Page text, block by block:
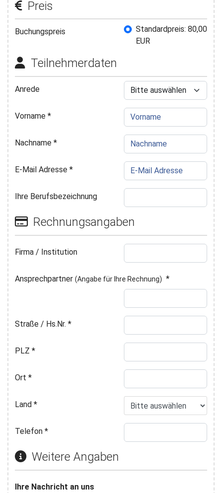
Preis
Buchungspreis Buchungspreis
Standardpreis: 80,00
EUR
Teilnehmerdaten
Anrede
Vorname*
Nachname*
E-Mail Adresse*
Ihre Berufsbezeichnung
Rechnungsangaben
Firma / Institution
Ansprechpartner (Angabe für Ihre Rechnung) *
Straße / Hs.Nr. *
PLZ *
Ort *
Land*
Telefon*
Weitere Angaben
Ihre Nachricht an uns